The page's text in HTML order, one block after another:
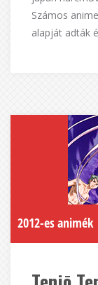
Számos
alapját adták
2012-es animék